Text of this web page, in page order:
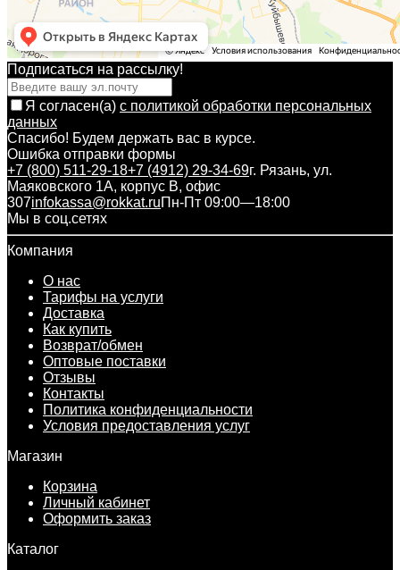
Подписаться на рассылкy!
Я согласен(a) с политикой обработки персональных
данных
Спасибо! Будем держать вас в курсе.
Ошибка отправки формы
+7 (800) 511-29-18+7 (4912) 29-34-69г. Рязань, ул.
Маяковского 1А, корпус B, офис
307infokassa@rokkat.ruПн-Пт 09:00—18:00
Мы в соц.сетях
Компания
О нас
Тарифы на услуги
Доставка
Как купить
Возврат/обмен
Оптовые поставки
Отзывы
Контакты
Политика конфиденциальности
Условия предоставления услуг
Магазин
Корзина
Личный кабинет
Оформить заказ
Каталог